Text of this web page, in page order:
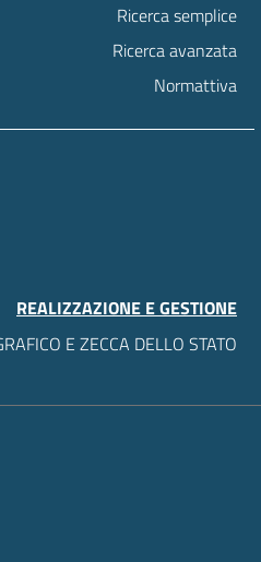
Ricerca semplice
Ricerca avanzata
Normattiva
REALIZZAZIONE E GESTIONE
E ZECCA DELLO STATO